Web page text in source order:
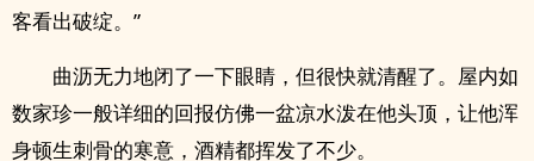
客看出破绽。”
曲沥无力地闭了一下眼睛，但很快就清醒了。屋内如
数家珍一般详细的回报仿佛一盆凉水泼在他头顶，让他浑
身顿生刺骨的寒意，酒精都挥发了不少。